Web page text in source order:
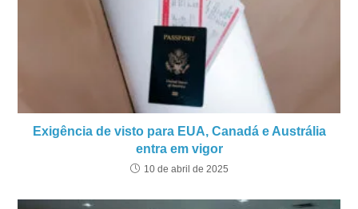
Exigência de visto para EUA, Canadá e Austrália
entra em vigor
10 de abril de 2025